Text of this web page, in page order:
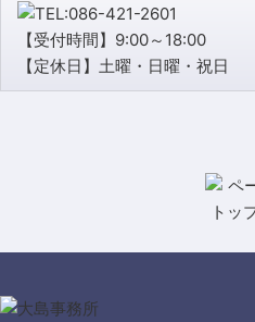
【受付時間】9:00～18:00
【定休日】土曜・日曜・祝日